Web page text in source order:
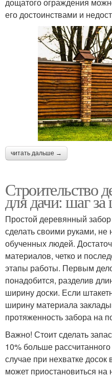
его достоинствами и
читать дальше →
Строительство
для дачи: шаг
Простой деревянный
сделать своими руками,
обученных людей.
материалов, четко и
этапы работы. Первым
понадобится, разделив
ширину доски. Если
ширину материала
протяженность забора на
Важно! Стоит сделать
10% больше
случае при нехватке досок
может приостановиться